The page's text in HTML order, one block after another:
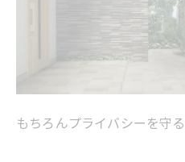
もちろんプライバシーを守